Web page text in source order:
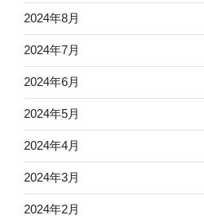
2024年8月
2024年7月
2024年6月
2024年5月
2024年4月
2024年3月
2024年2月